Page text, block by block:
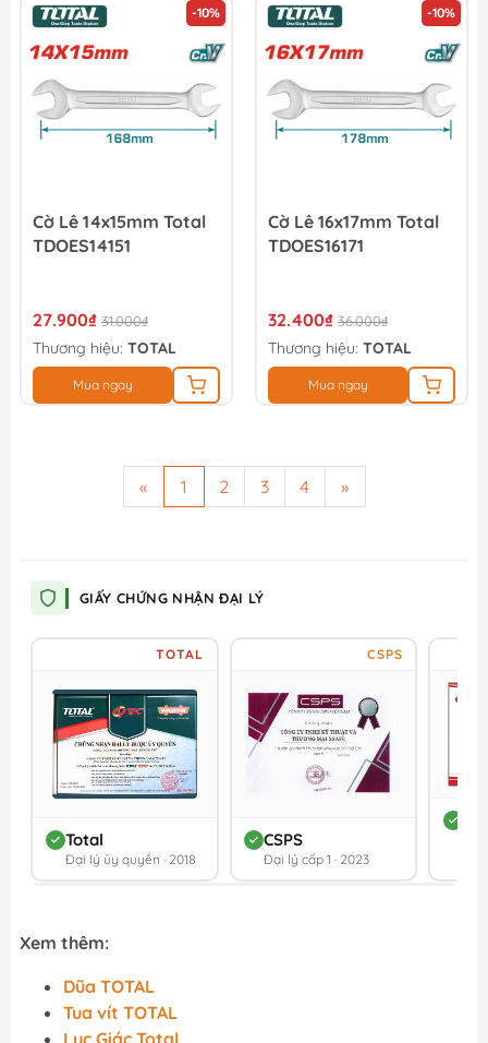
-10%
Cờ Lê 14x15mm Total
TDOES14151
27.900₫ 31.000₫
Thương hiệu: TOTAL
Mua ngay
-10%
Cờ Lê 16x17mm Total
TDOES16171
32.400₫ 36.000₫
Thương hiệu: TOTAL
Mua ngay
« 1 2 3 4 »
GIẤY CHỨNG NHẬN ĐẠI LÝ
TOTAL
Total
Đại lý ủy quyền · 2018
CSPS
CSPS
Đại lý cấp 1 · 2023
Xem thêm:
Dũa TOTAL
Tua vít TOTAL
Lục Giác Total